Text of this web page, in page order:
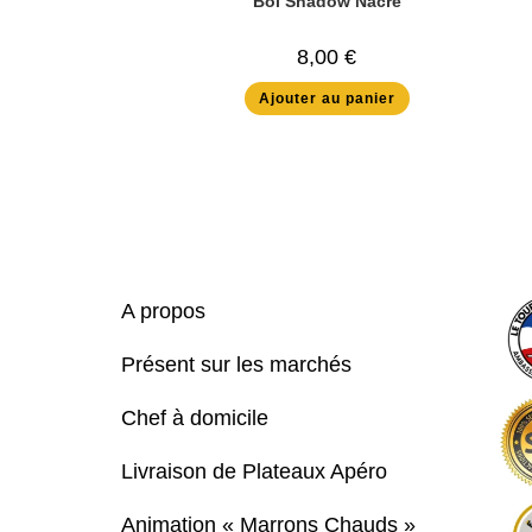
8,00€
Ajouter au panier
A propos
Présent sur les marchés
Chef à domicile
Livraison de Plateaux Apéro
Animation « Marrons Chauds »